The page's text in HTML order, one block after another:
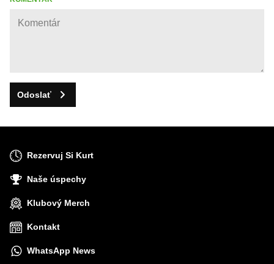
Odoslať
Rezervuj Si Kurt
Naše úspechy
Klubový Merch
Kontakt
WhatsApp News